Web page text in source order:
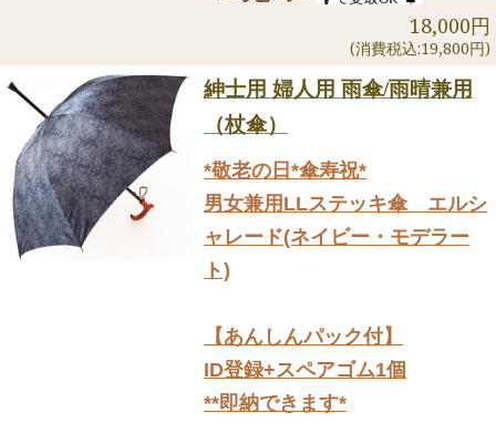
18,000円
(消費税込:19,800円)
紳士用 婦人用 雨傘/雨晴兼用
（杖傘）
*敬老の日*傘寿祝*
男女兼用LLステッキ傘 エルシ
ャレード(ネイビー・モデラー
ト)
【あんしんパック付】
ID登録+スペアゴム1個
**即納できます*